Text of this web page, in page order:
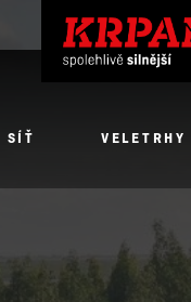
SÍŤ VELETRHY